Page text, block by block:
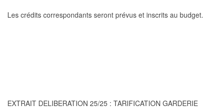
Les crédits correspondants seront prévus et inscrits au budget.
EXTRAIT DELIBERATION 25/25 : TARIFICATION GARDERIE